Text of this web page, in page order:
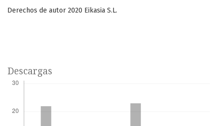
Derechos de autor 2020 Eikasia S.L.
Descargas